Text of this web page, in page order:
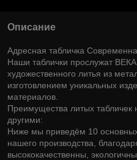
Описание
Адресная табличка
Наши таблички прослужат
художественного литья из
изготовлением уникальных
материалов.
Преимущества литых табличек
другими:
Ниже мы приведём 10
нашего производства,
высококачественны,